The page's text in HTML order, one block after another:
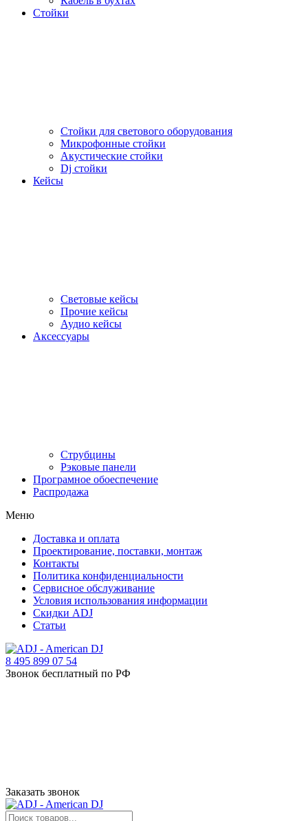
Стойки
Стойки для светового оборудования
Микрофонные стойки
Акустические стойки
Dj стойки
Кейсы
Световые кейсы
Прочие кейсы
Аудио кейсы
Аксессуары
Струбцины
Рэковые панели
Програмное обоеспечение
Распродажа
Меню
Доставка и оплата
Проектирование, поставки, монтаж
Контакты
Политика конфиденциальности
Сервисное обслуживание
Условия использования информации
Скидки ADJ
Статьи
8 495 899 07 54
Звонок бесплатный по РФ
Заказать звонок